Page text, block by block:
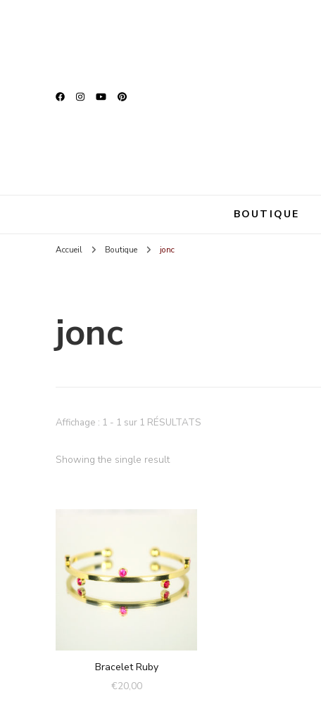
BOUTIQUE
Accueil Boutique jonc
jonc
Affichage : 1 - 1 sur 1 RÉSULTATS
Showing the single result
Bracelet Ruby
€20,00